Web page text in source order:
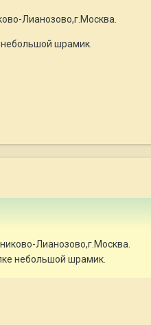
Лианозово,г.Москва.
шрамик.
Лианозово,г.Москва.
небольшой шрамик.